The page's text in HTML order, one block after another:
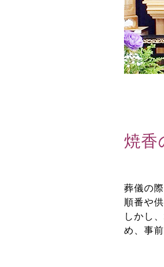
焼香
葬儀の
順番や
しかし
め、事